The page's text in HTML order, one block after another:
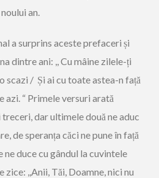
an.
a surprins aceste prefaceri și
dintre ani: ,, Cu mâine zilele-ți
scazi / Și ai cu toate astea-n față
azi. “ Primele versuri arată
dar ultimele două ne aduc
de speranța căci ne pune în față
duce cu gândul la cuvintele
,,Anii, Tăi, Doamne, nici nu